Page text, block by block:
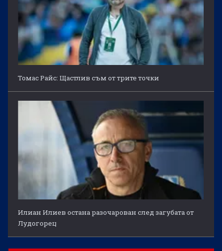
Томас Райс: Щастлив съм от трите точки
Илиан Илиев остана разочарован след загубата от
Лудогорец